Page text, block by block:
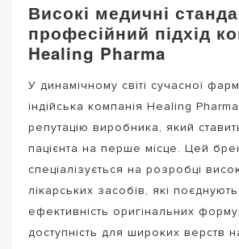
Високі медичні
професійний підхід
Healing Pharma
У динамічному світі сучасної
індійська компанія Healing
репутацію виробника, який
пацієнта на перше місце. Цей
спеціалізується на розробці
лікарських засобів, які
ефективність оригінальних
доступність для широких верств